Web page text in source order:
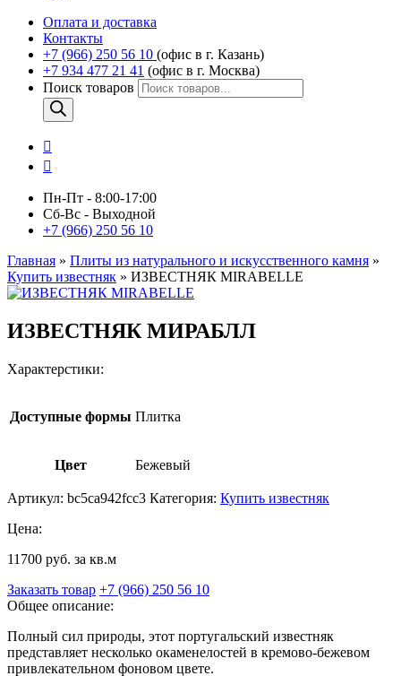
Оплата и доставка
Контакты
+7 (966) 250 56 10 (офис в г. Казань)
+7 934 477 21 41 (офис в г. Москва)
Поиск товаров
Пн-Пт - 8:00-17:00
Сб-Вс - Выходной
+7 (966) 250 56 10
Главная » Плиты из натурального и искусственного камня »
Купить известняк » ИЗВЕСТНЯК MIRABELLE
ИЗВЕСТНЯК МИРАБЛЛ
Характерстики:
Доступные формы Плитка
Цвет Бежевый
Артикул: bc5ca942fcc3 Категория: Купить известняк
Цена:
11700 руб. за кв.м
Заказать товар +7 (966) 250 56 10
Общее описание:
Полный сил природы, этот португальский известняк
представляет несколько окаменелостей в кремово-бежевом
привлекательном фоновом цвете.